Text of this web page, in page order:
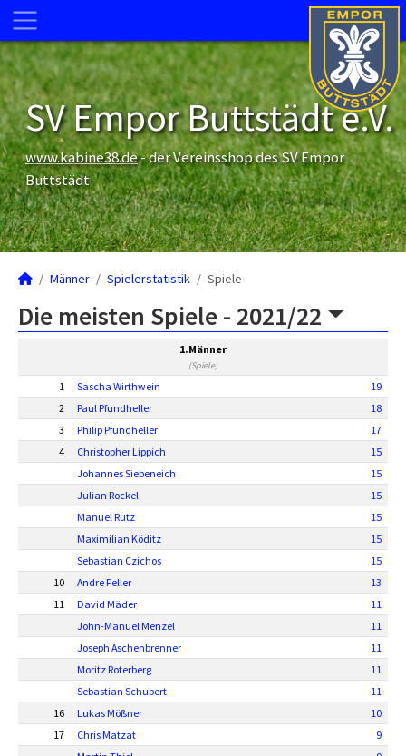
SV Empor Buttstädt e.V.
www.kabine38.de- der Vereinsshop des SV Empor
Buttstädt
Männer Spielerstatistik Spiele
Die meisten Spiele - 2021/22
1.Männer
(Spiele)
1 Sascha Wirthwein
19
2
Paul Pfundheller
18
3
Philip Pfundheller
17
4
Christopher Lippich
15
Johannes Siebeneich
15
Julian Rockel
15
Manuel Rutz
15
Maximilian Köditz
15
Sebastian Czichos
15
10
Andre Feller
13
11
David Mäder
11
John-Manuel Menzel
11
Joseph Aschenbrenner
11
Moritz Roterberg
11
Sebastian Schubert
11
16
Lukas Mößner
10
17
Chris Matzat
9